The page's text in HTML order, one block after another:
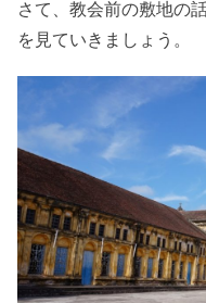
さて、教会前の敷地の
を見ていきましょう。